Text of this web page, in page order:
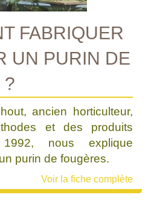
FABRIQUER
UN PURIN DE
?
ancien horticulteur,
et des produits
nous explique
purin de fougères.
Voir la fiche complète